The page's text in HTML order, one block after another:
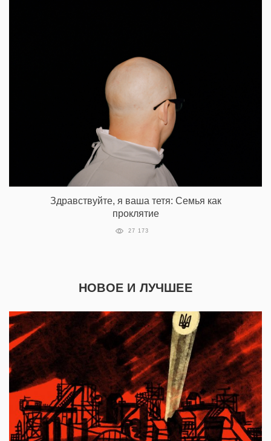
Здравствуйте, я ваша тетя: Семья как
проклятие
27 173
НОВОЕ И ЛУЧШЕЕ